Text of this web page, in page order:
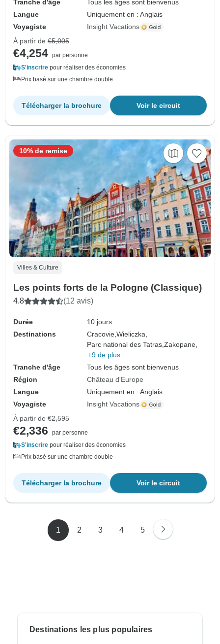
Tranche d'âge
Tous les âges sont bienvenus
Langue
Uniquement en : Anglais
Voyagiste
Insight Vacations
À partir de €5,005
€4,254 par personne
S'inscrire pour réaliser des économies
Prix basé sur une chambre double
Voir le circuit
Télécharger la brochure
Villes & Culture
Les points forts de la Pologne (Classique)
4.8 (12 avis)
Durée
10 jours
Destinations
Cracovie,Wieliczka,
Parc national des Tatras,Zakopane,
+9 de plus
Tranche d'âge
Tous les âges sont bienvenus
Région
Château d'Europe
Langue
Uniquement en : Anglais
Voyagiste
Insight Vacations
10% de remise
À partir de €2,595
€2,336
par personne
S'inscrire pour réaliser des économies
Prix basé sur une chambre double
Voir le circuit
Télécharger la brochure
1 2 3 4 5
Destinations les plus populaires